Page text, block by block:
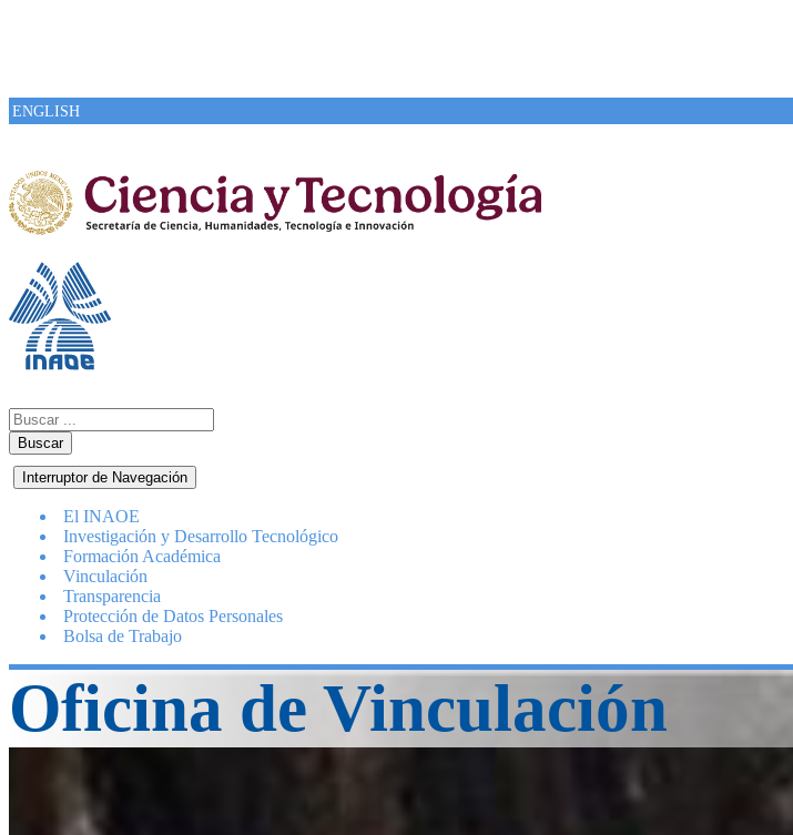
ENGLISH
Buscar
Interruptor de Navegación
El INAOE
Investigación y Desarrollo Tecnológico
Formación Académica
Vinculación
Transparencia
Protección de Datos Personales
Bolsa de Trabajo
Oficina de Vinculación